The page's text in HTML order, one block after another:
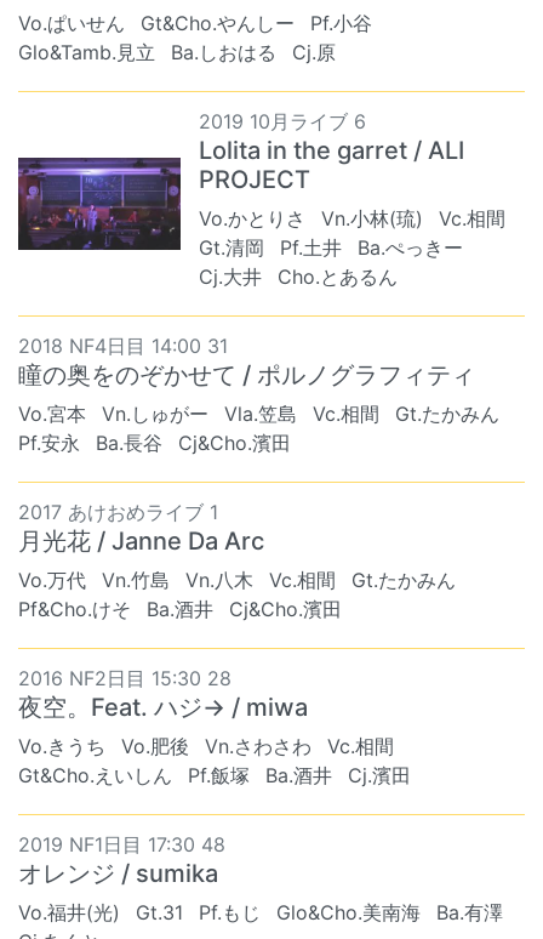
Vo.ぱいせん Gt&Cho.やんしー
Pf.小谷
Glo&Tamb.見立
Ba.しおはる Cj.原
2019 10月ライブ 6
Lolita in the garret / ALI
PROJECT
Vo.かとりさ Vn.小林(琉)
Vc.相間
Gt.清岡
Pf.土井
Ba.ぺっきー
Cj.大井
Cho.とあるん
2018 NF4日目 14:00 31
瞳の奥をのぞかせて / ポルノグラフィティ
Vo.宮本 Vn.しゅがー Vla.笠島 Vc.相間
Gt.たかみん
Pf.安永
Ba.長谷 Cj&Cho.濱田
2017 あけおめライブ 1
月光花 / Janne Da Arc
Vo.万代 Vn.竹島 Vn.八木 Vc.相間
Gt.たかみん
Pf&Cho.けそ
Ba.酒井 Cj&Cho.濱田
2016 NF2日目 15:30 28
夜空。Feat. ハジ→ / miwa
Vo.きうち Vo.肥後 Vn.さわさわ
Vc.相間
Gt&Cho.えいしん
Pf.飯塚 Ba.酒井 Cj.濱田
2019 NF1日目 17:30 48
オレンジ / sumika
Vo.福井(光) Gt.31 Pf.もじ Glo&Cho.美南海
Ba.有澤